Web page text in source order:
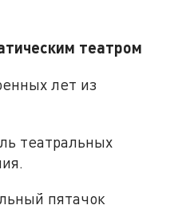
театром
лет из
театральных
пятачок